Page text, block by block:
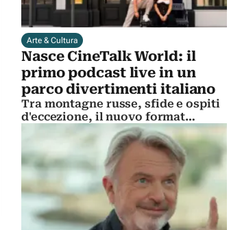
Arte & Cultura
Nasce CineTalk World: il
primo podcast live in un
parco divertimenti italiano
Tra montagne russe, sfide e ospiti
d'eccezione, il nuovo format
trasforma i visitatori nei veri
protagonisti dello show